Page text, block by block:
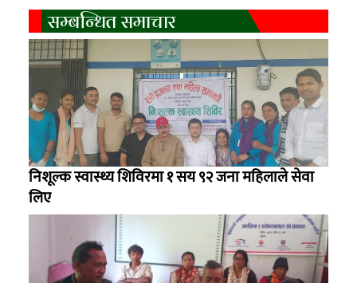
सम्बन्धित समाचार
निशूल्क स्वास्थ्य शिविरमा १ सय ९२ जना महिलाले सेवा
लिए